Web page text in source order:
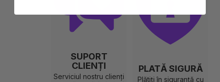
SUPORT
CLIENȚI
Serviciul nostru clienți
PLATĂ SIGURĂ
Plătiți în siguranță cu